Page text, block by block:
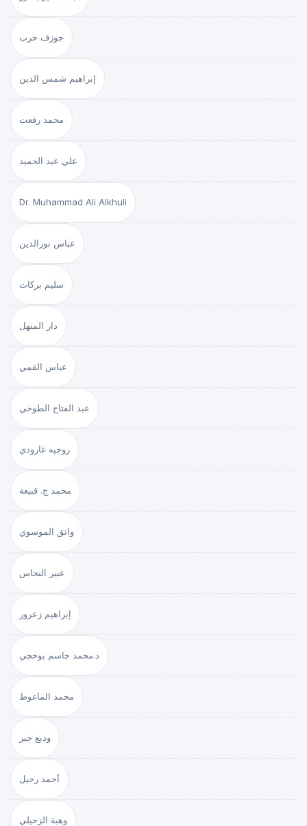
جوزف حرب
إبراهيم شمس الدين
محمد رفعت
علي عبد الحميد
Dr. Muhammad Ali Alkhuli
عباس نورالدين
سليم بركات
دار المنهل
عباس القمي
عبد الفتاح الطوخي
روجيه غارودي
محمد ج. قبيعة
واثق الموسوي
عبير النحاس
إبراهيم زعرور
د.محمد جاسم بوحجي
محمد الماغوط
وديع جبر
أحمد رحيل
وهبة الزحيلي